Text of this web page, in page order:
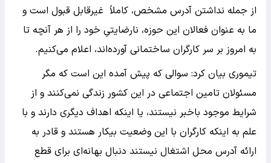
از جمله نداشتن آدرس مشخص، کاملاً غیرقابل قبول است و
ما به عنوان فعالان این حوزه، نارضایتیِ خود را از هر آنچه تا
به امروز بر سر کارگران ساختمانی آورده‌اند، اعلام می‌کنیم.
تیموری بیان کرد: سوالی که پیش آمده این است که مگر
مسئولان تامین اجتماعی در این کشور زندگی نمی‌کنند و از
شرایط موجود باخبر نیستند، یا اینکه اهداف دیگری دارند و با
علم به اینکه کارگران با این وضعیت بیکار هستند و قادر به
ارائه آدرس محل اشتغال نیستند دنبال بهانه‌ای برای قطع